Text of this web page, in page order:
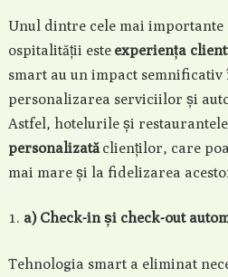
Unul dintre cele mai importante
ospitalității este experiența
smart au un impact semnificativ
personalizarea serviciilor și
Astfel, hotelurile și
personalizatăclienților, care
mai mare și la fidelizarea
a) Check-in și check-out
Tehnologia smart a eliminat